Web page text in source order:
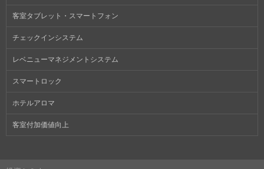
客室タブレット・スマートフォン
チェックインシステム
レベニューマネジメントシステム
スマートロック
ホテルアロマ
客室付加価値向上